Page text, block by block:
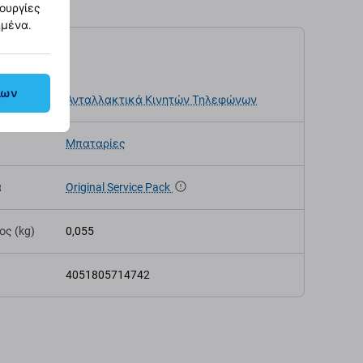
Ανταλλακτικά Κινητών Τηλεφώνων
Μπαταρίες
Original Service Pack
(kg) 0,055
4051805714742